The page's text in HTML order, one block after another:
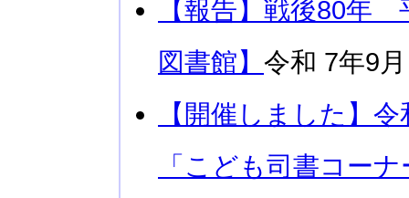
【報告】戦後80年
図書館】 令和 7年9月
【開催しました】
「こども司書コー